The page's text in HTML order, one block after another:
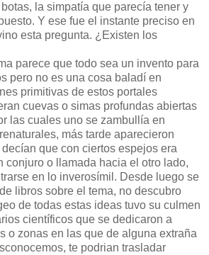
la simpatía que parecía tener y
Y ese fue el instante preciso en
esta pregunta. ¿Existen los
parece que todo sea un invento para
pero no es una cosa baladí en
primitivas de estos portales
cuevas o simas profundas abiertas
las cuales uno se zambullía en
más tarde aparecieron
que con ciertos espejos era
conjuro o llamada hacia el otro lado,
en lo inverosímil. Desde luego se
libros sobre el tema, no descubro
de todas estas ideas tuvo su culmen
científicos que se dedicaron a
o zonas en las que de alguna extraña
te podrian trasladar